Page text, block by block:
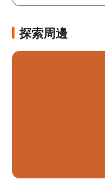
探索周邊